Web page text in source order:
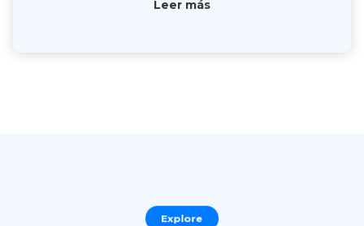
Leer más
Explore